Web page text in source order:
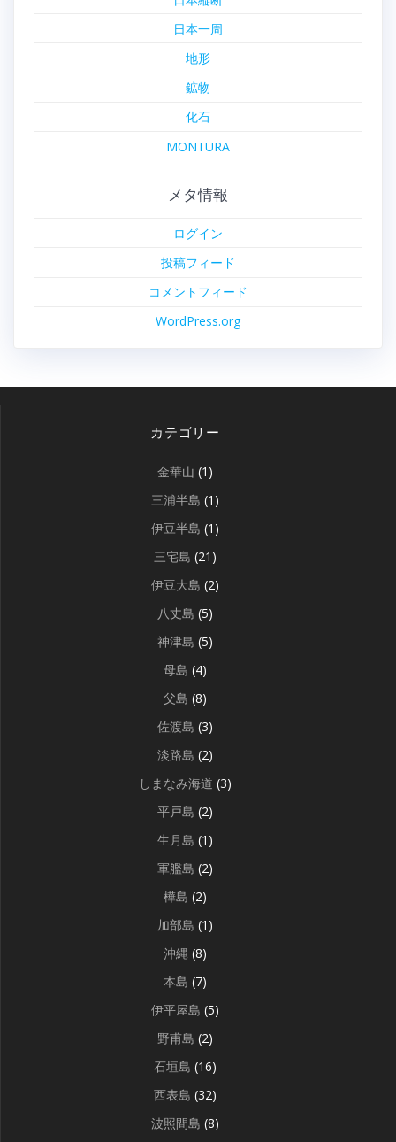
日本一周
地形
鉱物
化石
MONTURA
メタ情報
ログイン
投稿フィード
コメントフィード
WordPress.org
カテゴリー
金華山 (1)
三浦半島 (1)
伊豆半島 (1)
三宅島 (21)
伊豆大島 (2)
八丈島 (5)
神津島 (5)
母島 (4)
父島 (8)
佐渡島 (3)
淡路島 (2)
しまなみ海道 (3)
平戸島 (2)
生月島 (1)
軍艦島 (2)
樺島 (2)
加部島 (1)
沖縄 (8)
本島 (7)
伊平屋島 (5)
野甫島 (2)
石垣島 (16)
西表島 (32)
波照間島 (8)